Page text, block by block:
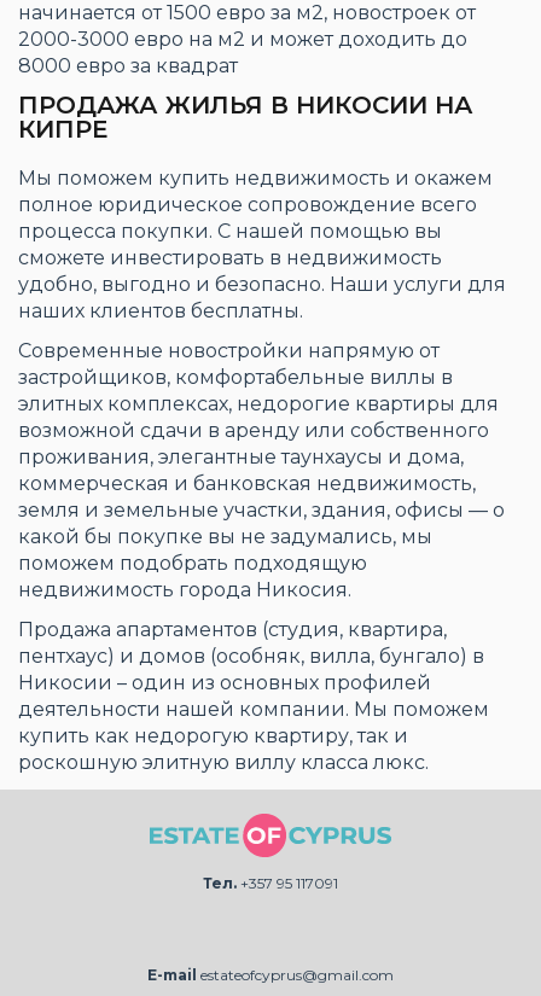
начинается от 1500 евро за м2, новостроек от
2000-3000 евро на м2 и может доходить до
8000 евро за квадрат
ПРОДАЖА ЖИЛЬЯ В НИКОСИИ НА
КИПРЕ
Мы поможем купить недвижимость и окажем
полное юридическое сопровождение всего
процесса покупки. С нашей помощью вы
сможете инвестировать в недвижимость
удобно, выгодно и безопасно. Наши услуги для
наших клиентов бесплатны.
Современные новостройки напрямую от
застройщиков, комфортабельные виллы в
элитных комплексах, недорогие квартиры для
возможной сдачи в аренду или собственного
проживания, элегантные таунхаусы и дома,
коммерческая и банковская недвижимость,
земля и земельные участки, здания, офисы — о
какой бы покупке вы не задумались, мы
поможем подобрать подходящую
недвижимость города Никосия.
Продажа апартаментов (студия, квартира,
пентхаус) и домов (особняк, вилла, бунгало) в
Никосии – один из основных профилей
деятельности нашей компании. Мы поможем
купить как недорогую квартиру, так и
роскошную элитную виллу класса люкс.
Тел. +357 95 117091
E-mail estateofcyprus@gmail.com